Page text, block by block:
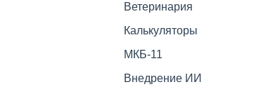
Ветеринария
Калькуляторы
МКБ-11
Внедрение ИИ